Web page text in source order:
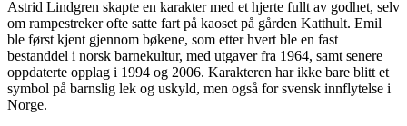
Astrid Lindgren skapte en karakter med et hjerte fullt av godhet, selv
om rampestreker ofte satte fart på kaoset på gården Katthult. Emil
ble først kjent gjennom bøkene, som etter hvert ble en fast
bestanddel i norsk barnekultur, med utgaver fra 1964, samt senere
oppdaterte opplag i 1994 og 2006. Karakteren har ikke bare blitt et
symbol på barnslig lek og uskyld, men også for svensk innflytelse i
Norge.